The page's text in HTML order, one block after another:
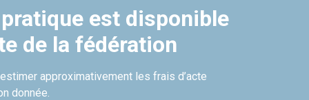
est disponible
de la fédération
approximativement les frais d’acte
donnée.